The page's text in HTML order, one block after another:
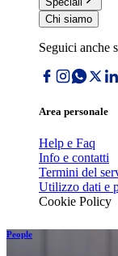
Chi siamo
Seguici anche
Area personale
Help e Faq
Info e contatti
Termini del
Utilizzo dati e
Cookie Policy
People